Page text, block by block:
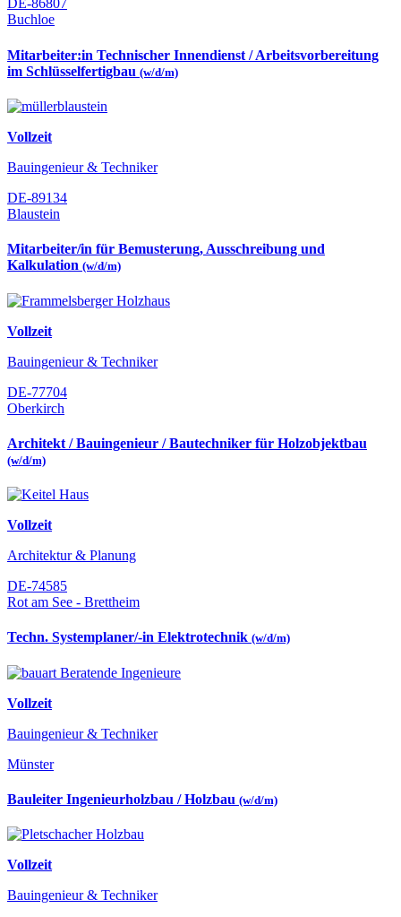
DE-86807
Buchloe
Mitarbeiter:in Technischer Innendienst / Arbeitsvorbereitung
im Schlüsselfertigbau (w/d/m)
Vollzeit
Bauingenieur & Techniker
DE-89134
Blaustein
Mitarbeiter/in für Bemusterung, Ausschreibung und
Kalkulation (w/d/m)
Vollzeit
Bauingenieur & Techniker
DE-77704
Oberkirch
Architekt / Bauingenieur / Bautechniker für Holzobjektbau
(w/d/m)
Vollzeit
Architektur & Planung
DE-74585
Rot am See - Brettheim
Techn. Systemplaner/-in Elektrotechnik (w/d/m)
Vollzeit
Bauingenieur & Techniker
Münster
Bauleiter Ingenieurholzbau / Holzbau (w/d/m)
Vollzeit
Bauingenieur & Techniker